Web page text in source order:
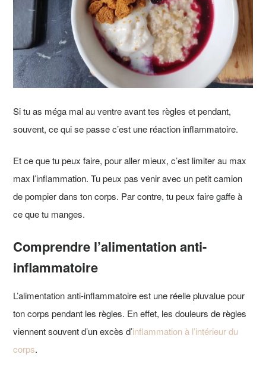
Si tu as méga mal au ventre avant tes règles et pendant,
souvent, ce qui se passe c’est une réaction inflammatoire.
Et ce que tu peux faire, pour aller mieux, c’est limiter au max
max l’inflammation. Tu peux pas venir avec un petit camion
de pompier dans ton corps. Par contre, tu peux faire gaffe à
ce que tu manges.
Comprendre l’alimentation anti-
inflammatoire
L’alimentation anti-inflammatoire est une réelle pluvalue pour
ton corps pendant les règles. En effet, les douleurs de règles
viennent souvent d’un excès d’inflammation à l’intérieur du
corps.